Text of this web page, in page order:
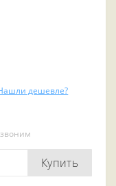
дешевле?
Купить